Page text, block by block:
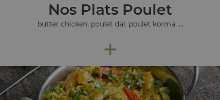
Nos Plats Poulet
butter chicken, poulet dal, poulet korma, ...
+